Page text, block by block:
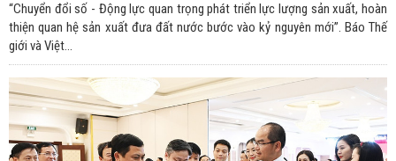
“Chuyển đổi số - Động lực quan trọng phát triển lực lượng sản xuất, hoàn
thiện quan hệ sản xuất đưa đất nước bước vào kỷ nguyên mới”. Báo Thế
giới và Việt...